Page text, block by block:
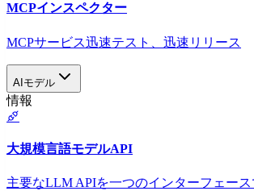
MCPインスペクター
MCPサービス迅速テスト、迅速リリース
AIモデル
情報
大規模言語モデルAPI
主要なLLM APIを一つのインターフェース